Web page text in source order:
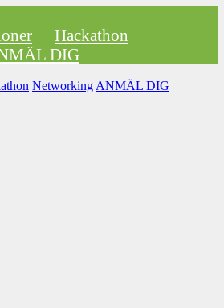
Hackathon
DIG
Networking ANMÄL DIG